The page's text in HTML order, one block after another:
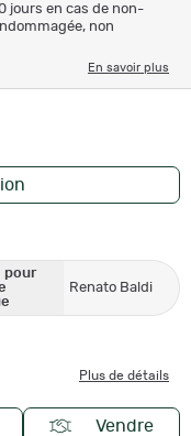
jours en cas de non-
non
En savoir plus
pour
Renato Baldi
Plus de détails
Vendre